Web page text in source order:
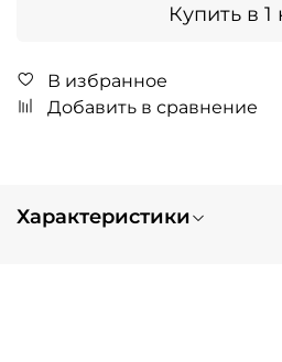
Купить в 1
В избранное
Добавить в сравнение
Характеристики